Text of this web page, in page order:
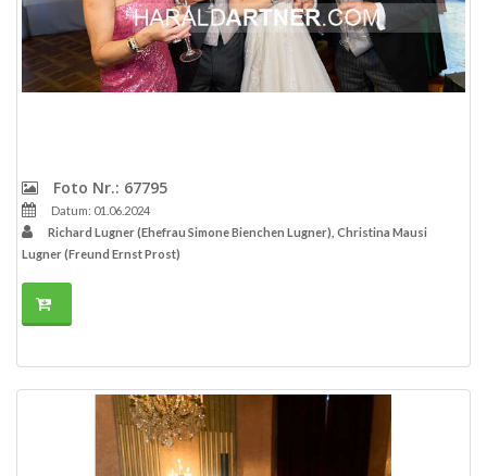
Foto Nr.: 67795
Datum: 01.06.2024
Richard Lugner (Ehefrau Simone Bienchen Lugner), Christina Mausi
Lugner (Freund Ernst Prost)